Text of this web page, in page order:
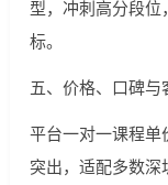
型，冲刺高分段
标。
五、价格、口碑与
平台一对一课程单
突出，适配多数